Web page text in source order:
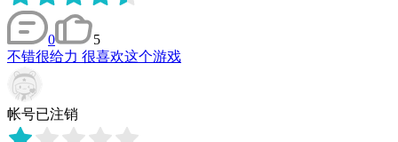
0
5
不错很给力 很喜欢这个游戏
帐号已注销